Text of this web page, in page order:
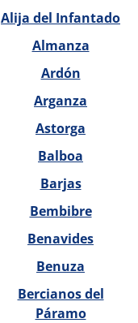
Alija del Infantado
Almanza
Ardón
Arganza
Astorga
Balboa
Barjas
Bembibre
Benavides
Benuza
Bercianos del
Páramo